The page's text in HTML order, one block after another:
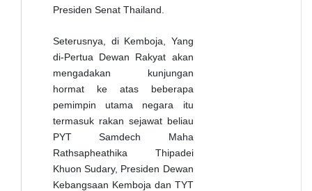
Presiden Senat Thailand.
Seterusnya, di Kemboja, Yang
di-Pertua Dewan Rakyat akan
mengadakan kunjungan
hormat ke atas beberapa
pemimpin utama negara itu
termasuk rakan sejawat beliau
PYT Samdech Maha
Rathsapheathika Thipadei
Khuon Sudary, Presiden Dewan
Kebangsaan Kemboja dan TYT